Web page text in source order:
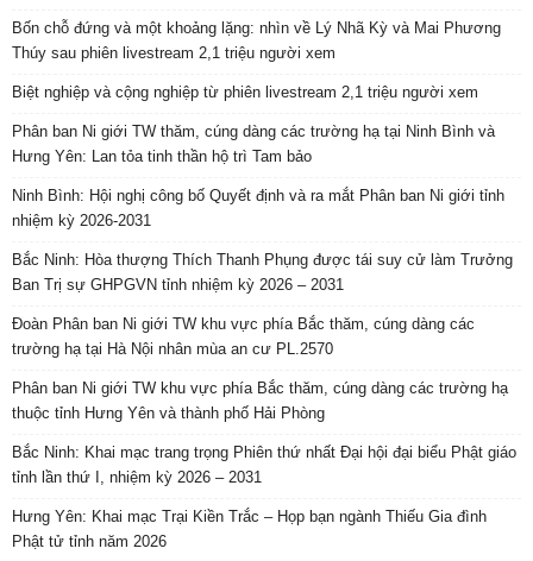
Bốn chỗ đứng và một khoảng lặng: nhìn về Lý Nhã Kỳ và Mai Phương
Thúy sau phiên livestream 2,1 triệu người xem
Biệt nghiệp và cộng nghiệp từ phiên livestream 2,1 triệu người xem
Phân ban Ni giới TW thăm, cúng dàng các trường hạ tại Ninh Bình và
Hưng Yên: Lan tỏa tinh thần hộ trì Tam bảo
Ninh Bình: Hội nghị công bố Quyết định và ra mắt Phân ban Ni giới tỉnh
nhiệm kỳ 2026-2031
Bắc Ninh: Hòa thượng Thích Thanh Phụng được tái suy cử làm Trưởng
Ban Trị sự GHPGVN tỉnh nhiệm kỳ 2026 – 2031
Đoàn Phân ban Ni giới TW khu vực phía Bắc thăm, cúng dàng các
trường hạ tại Hà Nội nhân mùa an cư PL.2570
Phân ban Ni giới TW khu vực phía Bắc thăm, cúng dàng các trường hạ
thuộc tỉnh Hưng Yên và thành phố Hải Phòng
Bắc Ninh: Khai mạc trang trọng Phiên thứ nhất Đại hội đại biểu Phật giáo
tỉnh lần thứ I, nhiệm kỳ 2026 – 2031
Hưng Yên: Khai mạc Trại Kiền Trắc – Họp bạn ngành Thiếu Gia đình
Phật tử tỉnh năm 2026